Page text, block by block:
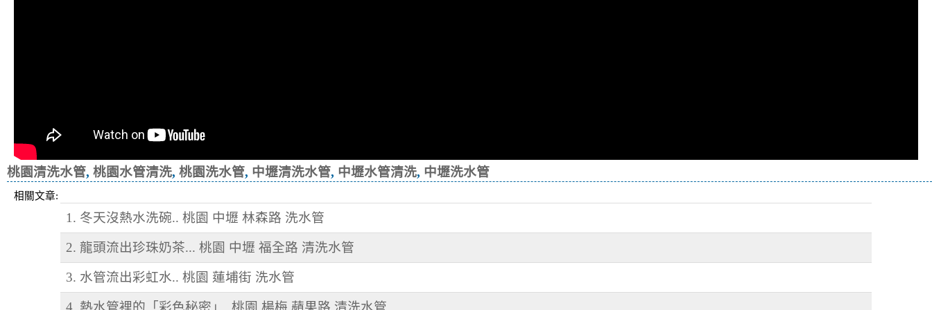
桃園清洗水管, 桃園水管清洗, 桃園洗水管, 中壢清洗水管, 中壢水管清洗, 中壢洗水管
相關文章:
1. 冬天沒熱水洗碗.. 桃園 中壢 林森路 洗水管
2. 龍頭流出珍珠奶茶... 桃園 中壢 福全路 清洗水管
3. 水管流出彩虹水.. 桃園 蓮埔街 洗水管
4. 熱水管裡的「彩色秘密」..桃園 楊梅 蘋果路 清洗水管